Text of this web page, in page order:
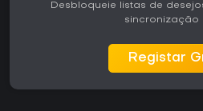
Desbloqueie listas de
sincronização
Registar